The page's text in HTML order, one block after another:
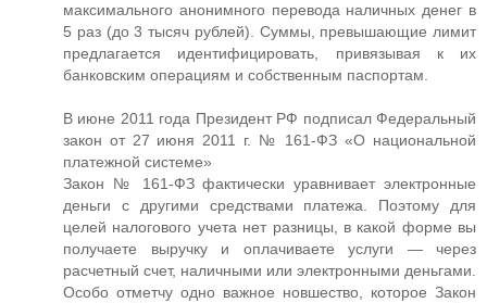
максимального анонимного перевода наличных денег в
5 раз (до 3 тысяч рублей). Суммы, превышающие лимит
предлагается идентифицировать, привязывая к их
банковским операциям и собственным паспортам.
В июне 2011 года Президент РФ подписал Федеральный
закон от 27 июня 2011 г. № 161-ФЗ «О национальной
платежной системе»
Закон № 161-ФЗ фактически уравнивает электронные
деньги с другими средствами платежа. Поэтому для
целей налогового учета нет разницы, в какой форме вы
получаете выручку и оплачиваете услуги — через
расчетный счет, наличными или электронными деньгами.
Особо отметчу одно важное новшество, которое Закон